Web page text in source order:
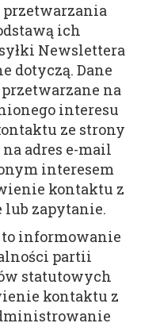
ich
Newslettera
dotyczą. Dane
na
interesu
ze strony
adres e-mail
interesem
kontaktu z
lub zapytanie.
informowanie
partii
statutowych
kontaktu z